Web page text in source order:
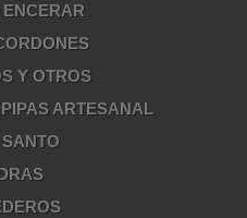
Y OTROS
ARTESANAL